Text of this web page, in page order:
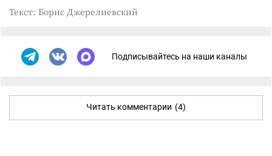
Текст: Борис Джерелиевский
Подписывайтесь на наши каналы
Читать комментарии (4)